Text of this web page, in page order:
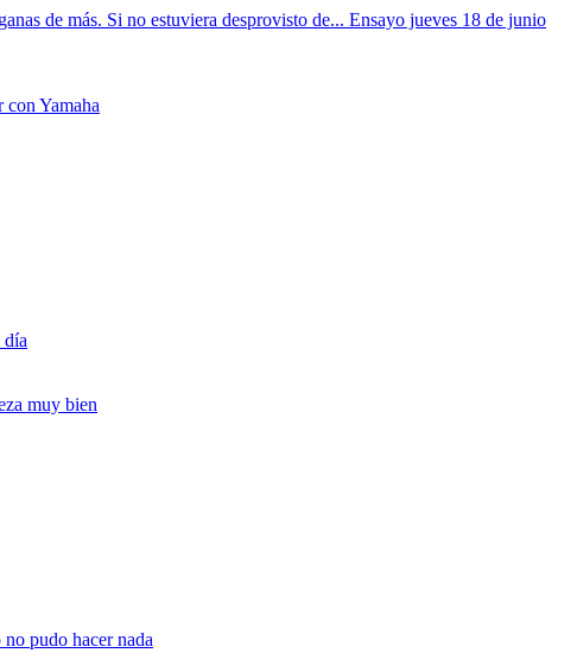
de más. Si no estuviera desprovisto de... Ensayo jueves 18 de junio
Yamaha
día
muy bien
pudo hacer nada